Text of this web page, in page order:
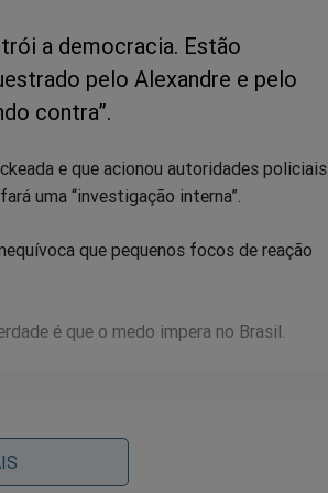
a democracia. Estão
pelo Alexandre e pelo
contra”.
e que acionou autoridades policiais
uma “investigação interna”.
que pequenos focos de reação
é que o medo impera no Brasil.
de que uma enorme turbulência